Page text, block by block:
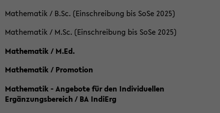
Mathematik / B.Sc. (Einschreibung bis SoSe 2025)
Mathematik / M.Sc. (Einschreibung bis SoSe 2025)
Mathematik / M.Ed.
Mathematik / Promotion
Mathematik - Angebote für den Individuellen
Ergänzungsbereich / BA IndiErg